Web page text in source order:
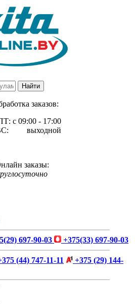
заказов:
с 09:00 - 17:00
выходной
заказы:
697-90-03 +375(33) 697-90-03
(44) 747-11-11
+375 (29) 144-